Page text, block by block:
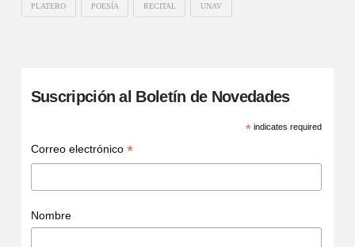
PLATERO POESÍA RECITAL UNAV
Suscripción al Boletín de Novedades
*indicates required
Correo electrónico *
Nombre